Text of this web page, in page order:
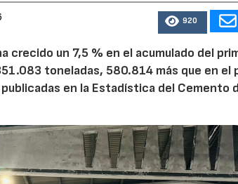
920
crecido un 7,5 % en el acumulado del
toneladas, 580.814 más que en el
en la Estadística del Cemento